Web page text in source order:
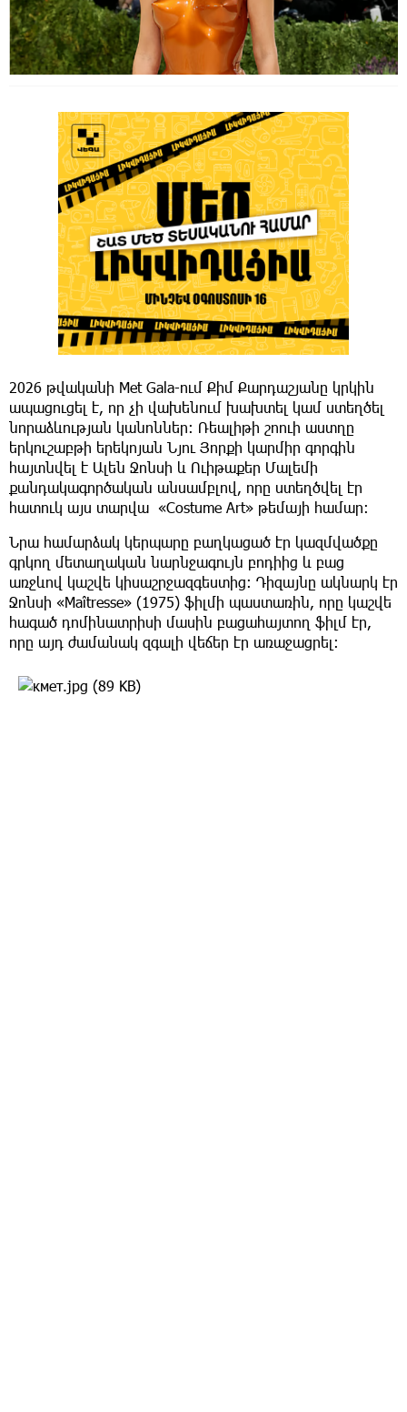
2026 թվականի Met Gala-ում Քիմ Քարդաշյանը կրկին
ապացուցել է, որ չի վախենում խախտել կամ ստեղծել
նորաձևության կանոններ: Ռեալիթի շոուի աստղը
երկուշաբթի երեկոյան Նյու Յորքի կարմիր գորգին
հայտնվել է Ալեն Ջոնսի և Ուիթաքեր Մալեմի
քանդակագործական անսամբլով, որը ստեղծվել էր
հատուկ այս տարվա «Costume Art» թեմայի համար:
Նրա համարձակ կերպարը բաղկացած էր կազմվածքը
գրկող մետաղական նարնջագույն բոդիից և բաց
առջևով կաշվե կիսաշրջազգեստից: Դիզայնը ակնարկ էր
Ջոնսի «Maîtresse» (1975) ֆիլմի պաստառին, որը կաշվե
հագած դոմինատրիսի մասին բացահայտող ֆիլմ էր,
որը այդ ժամանակ զգալի վեճեր էր առաջացրել: